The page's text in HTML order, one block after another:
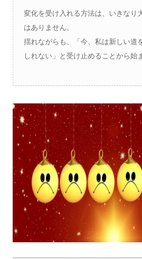
変化を受け入れる方法は、いきなり
はありません。
揺れながらも、「今、私は新しい道
しれない」と受け止めることから始